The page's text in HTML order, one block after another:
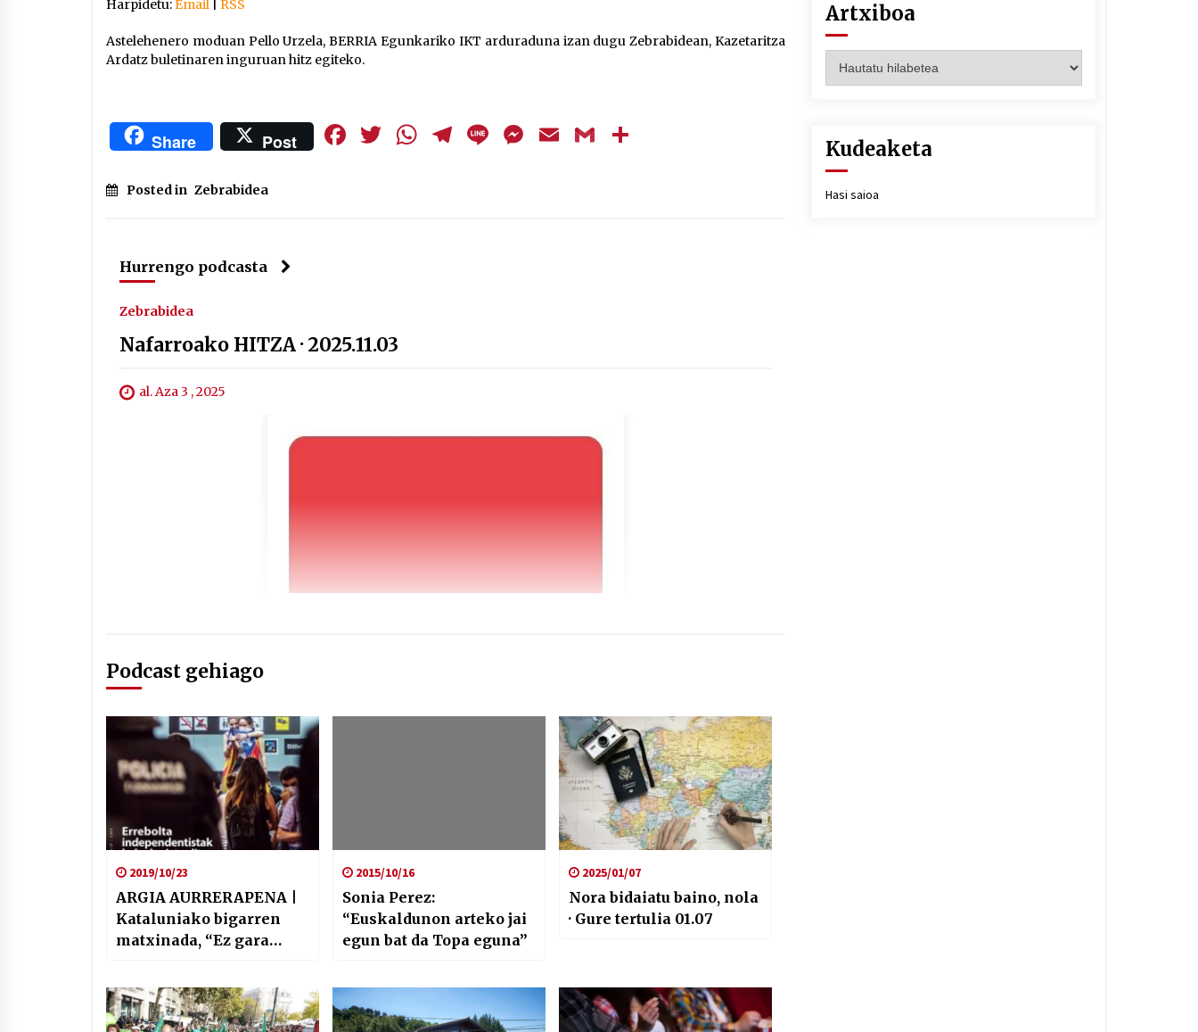
jaisteko.
Harpidetu:Email RSS
Astelehenero moduan Pello Urzela, BERRIA Egunkariko IKT arduraduna izan dugu Zebrabidean, Kazetaritza
Ardatz buletinaren inguruan hitz egiteko.
Share Post Facebook
Twitter
WhatsApp
Telegram
LineMessenger
EmailGmail
Posted in Zebrabidea
Hurrengo podcasta
Zebrabidea
Nafarroako HITZA · 2025.11.03
al. Aza 3 , 2025
Podcast gehiago
2019/10/23
ARGIA AURRERAPENA |
Kataluniako bigarren
matxinada, “Ez gara
Mendibil
2015/10/16
Sonia Perez:
“Euskaldunon arteko jai
egun bat da Topa eguna”
2025/01/07
Nora bidaiatu baino, nola
· Gure tertulia 01.07
Artxiboa
Kudeaketa
Hasi saioa